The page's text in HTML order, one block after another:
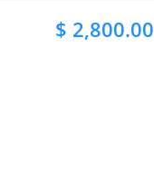
$ 2,800.00